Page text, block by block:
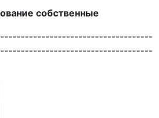
собственные